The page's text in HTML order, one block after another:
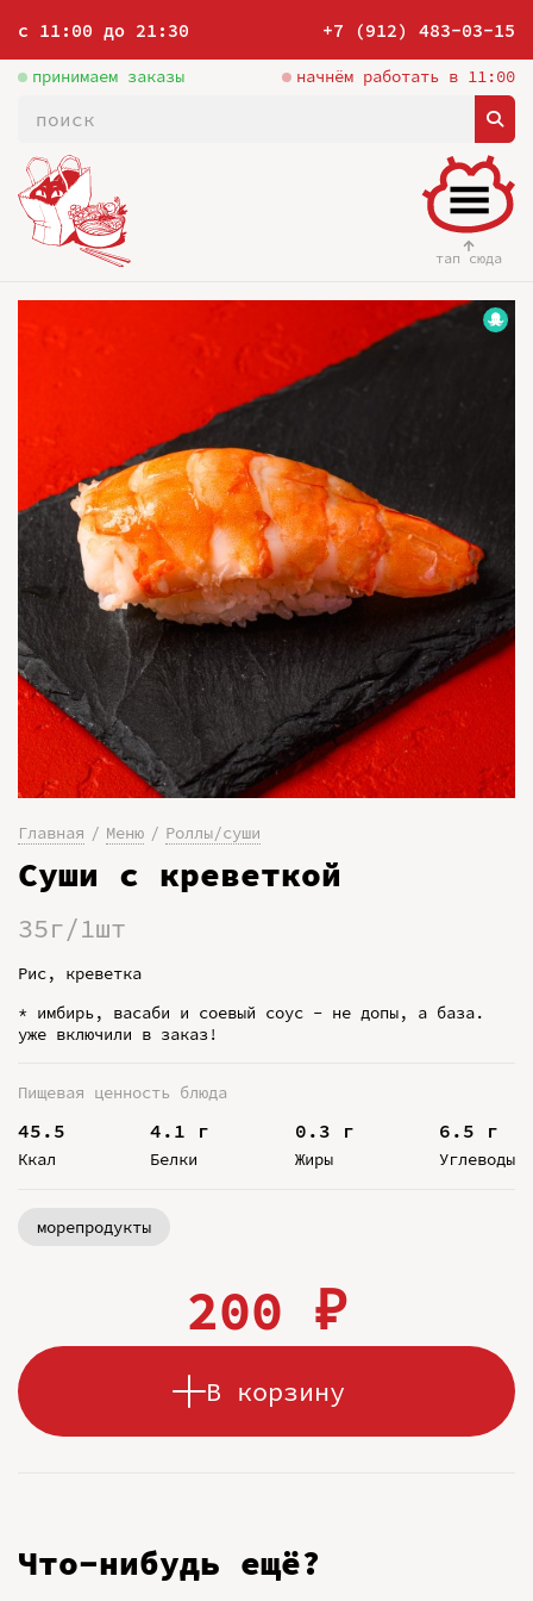
с 11:00 до 21:30 +7 (912) 483-03-15
принимаем заказы начнём работать в 11:00
тап сюда
Главная Меню Роллы/суши
Суши с креветкой
35г/1шт
Рис, креветка
* имбирь, васаби и соевый соус - не допы, а база.
уже включили в заказ!
Пищевая ценность блюда
45.5
Ккал
4.1 г
Белки
0.3 г
Жиры
6.5 г
Углеводы
морепродукты
200 ₽
В корзину
Что-нибудь ещё?